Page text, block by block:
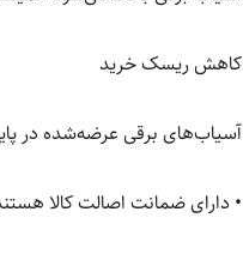
کاهش ریسک خرید
آسیاب‌های برقی عرضه‌شده در
• دارای ضمانت اصالت کالا